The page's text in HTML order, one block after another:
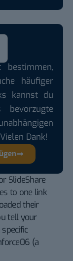
häufiger
kannst du
bevorzugte
Dank!
SlideShare
to one link
their
tell your
(a